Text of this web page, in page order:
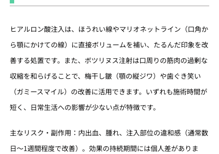
ヒアルロン酸注入は、ほうれい線やマリオネットライン（口角か
ら顎にかけての線）に直接ボリュームを補い、たるんだ印象を改
善する処置です。また、ボツリヌス注射は口周りの筋肉の過剰な
収縮を和らげることで、梅干し皺（顎の縦ジワ）や歯ぐき笑い
（ガミースマイル）の改善に活用できます。いずれも施術時間が
短く、日常生活への影響が少ない点が特徴です。
主なリスク・副作用：内出血、腫れ、注入部位の違和感（通常数
日〜1週間程度で改善）。効果の持続期間には個人差がありま